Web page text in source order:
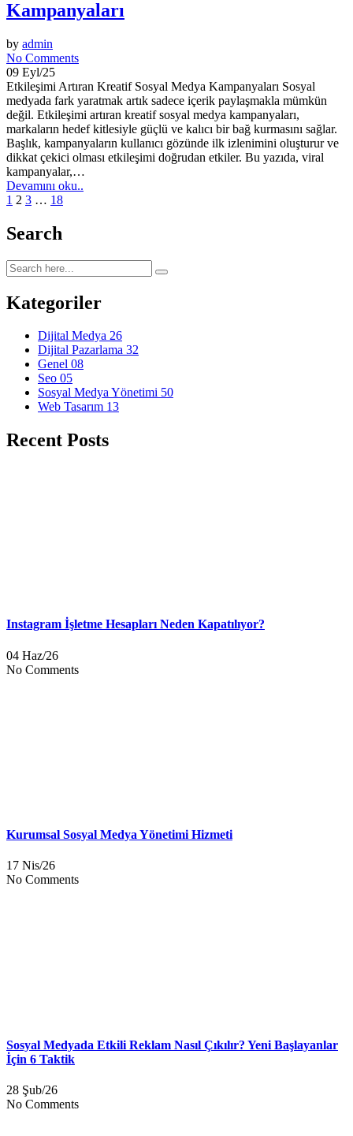
Kampanyaları
by admin
No Comments
09 Eyl/25
Etkileşimi Artıran Kreatif Sosyal Medya Kampanyaları Sosyal
medyada fark yaratmak artık sadece içerik paylaşmakla mümkün
değil. Etkileşimi artıran kreatif sosyal medya kampanyaları,
markaların hedef kitlesiyle güçlü ve kalıcı bir bağ kurmasını sağlar.
Başlık, kampanyaların kullanıcı gözünde ilk izlenimini oluşturur ve
dikkat çekici olması etkileşimi doğrudan etkiler. Bu yazıda, viral
kampanyalar,…
Devamını oku..
1 2 3 … 18
Search
Kategoriler
Dijital Medya 26
Dijital Pazarlama 32
Genel 08
Seo 05
Sosyal Medya Yönetimi 50
Web Tasarım 13
Recent Posts
Instagram İşletme Hesapları Neden Kapatılıyor?
04 Haz/26
No Comments
Kurumsal Sosyal Medya Yönetimi Hizmeti
17 Nis/26
No Comments
Sosyal Medyada Etkili Reklam Nasıl Çıkılır? Yeni Başlayanlar
İçin 6 Taktik
28 Şub/26
No Comments